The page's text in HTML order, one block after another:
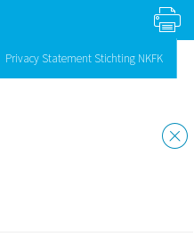
Privacy Statement Stichting NKFK